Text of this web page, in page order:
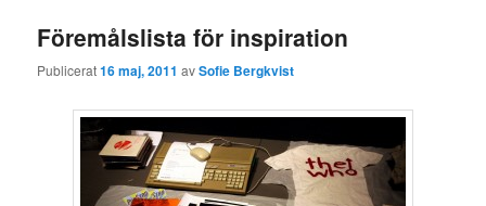
Föremålslista för inspiration
Publicerat16 maj, 2011 avSofie Bergkvist